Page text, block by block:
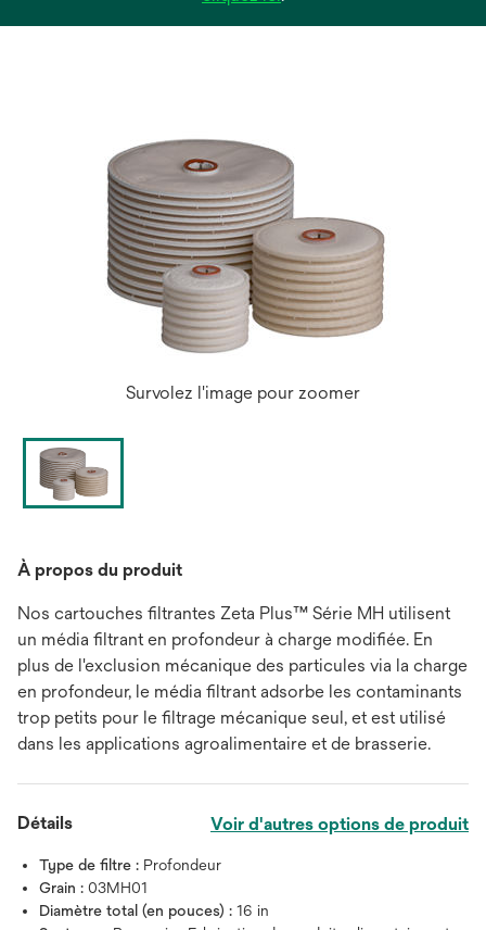
Survolez l'image pour zoomer
À propos du produit
Nos cartouches filtrantes Zeta Plus™ Série MH utilisent
un média filtrant en profondeur à charge modifiée. En
plus de l'exclusion mécanique des particules via la charge
en profondeur, le média filtrant adsorbe les contaminants
trop petits pour le filtrage mécanique seul, et est utilisé
dans les applications agroalimentaire et de brasserie.
Détails Voir d'autres options de produit
Type de filtre : Profondeur
Grain : 03MH01
Diamètre total (en pouces) : 16 in